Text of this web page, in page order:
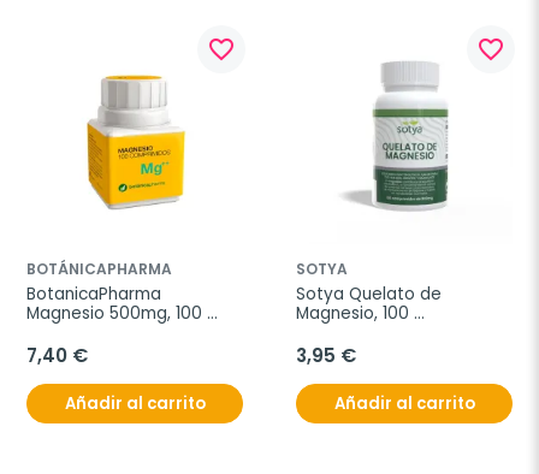
favorite_border
BOTÁNICAPHARMA
BotanicaPharma
Magnesio 500mg, 100
7,40 €
Añadir al carrito
favorite_border
SOTYA
Sotya Quelato de
Magnesio, 100
3,95 €
Añadir al carrito